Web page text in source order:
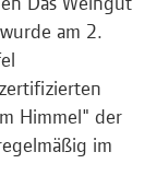
am 2.
Himmel" der
im